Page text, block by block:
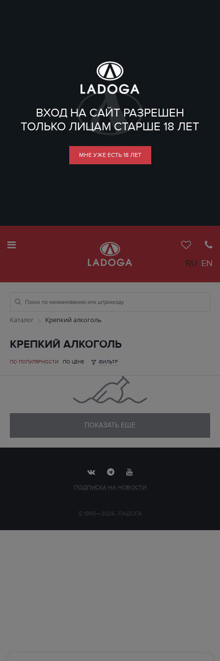
ВХОД НА САЙТ РАЗРЕШЕН
ТОЛЬКО ЛИЦАМ СТАРШЕ 18 ЛЕТ
МНЕ УЖЕ ЕСТЬ 18 ЛЕТ
RU EN
Каталог Крепкий алкоголь
КРЕПКИЙ АЛКОГОЛЬ
ПО ПОПУЛЯРНОСТИ ПО ЦЕНЕ ФИЛЬТР
ПОКАЗАТЬ ЕЩЕ
ПОДПИСКА НА НОВОСТИ
© 1995—2026, ЛАДОГА